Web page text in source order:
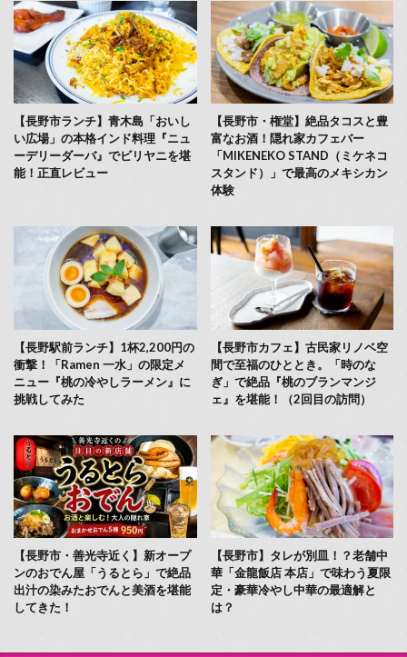
【長野市ランチ】青木島「おいし
い広場」の本格インド料理『ニュ
ーデリーダーバ』でビリヤニを堪
能！正直レビュー
【長野市・権堂】絶品タコスと豊
富なお酒！隠れ家カフェバー
「MIKENEKO STAND（ミケネコ
スタンド）」で最高のメキシカン
体験
【長野駅前ランチ】1杯2,200円の
衝撃！「Ramen 一水」の限定メ
ニュー『桃の冷やしラーメン』に
挑戦してみた
【長野市カフェ】古民家リノベ空
間で至福のひととき。「時のな
ぎ」で絶品『桃のブランマンジ
ェ』を堪能！（2回目の訪問）
【長野市・善光寺近く】新オープ
ンのおでん屋「うるとら」で絶品
出汁の染みたおでんと美酒を堪能
してきた！
【長野市】タレが別皿！？老舗中
華「金龍飯店 本店」で味わう夏限
定・豪華冷やし中華の最適解と
は？